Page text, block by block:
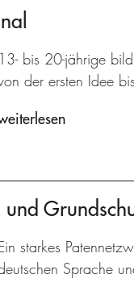
13- bis 20-jährige
der ersten Idee
starkes
Sprache